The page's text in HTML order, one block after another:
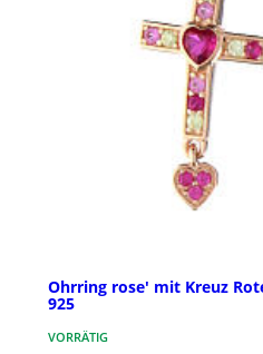
Ohrring rose' mit Kreuz
925
VORRÄTIG